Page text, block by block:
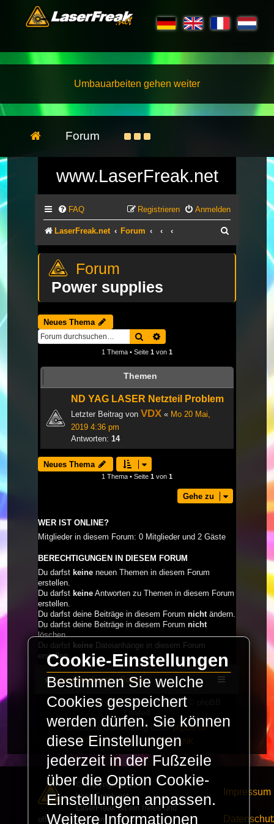
Umbauarbeiten gehen weiter
Forum
www.LaserFreak.net
FAQ Anmelden
Registrieren
LaserFreak.net Forum
Power supplies
Neues Thema
Suche
1 Thema • Seite 1 von 1
Themen
ND YAG LASER Netzteil Problem
Letzter Beitrag von VDX « Mo 20 Mai,
2019 4:36 pm
Antworten: 14
Neues Thema
1 Thema • Seite 1 von 1
Gehe zu
WER IST ONLINE?
Mitglieder in diesem Forum: 0 Mitglieder und 2 Gäste
BERECHTIGUNGEN IN DIESEM FORUM
Du darfst keine neuen Themen in diesem Forum
erstellen.
Du darfst keine Antworten zu Themen in diesem Forum
erstellen.
Du darfst deine Beiträge in diesem Forum nicht ändern.
Du darfst deine Beiträge in diesem Forum nicht
löschen.
Du darfst keine Dateianhänge in diesem Forum
erstellen.
LaserFreak.net Forum
Powered byphpBB® Forum Software © phpBB
Limited
Deutsche Übersetzung durchphpBB.de
PRIVACY_LINK | TERMS_LINK
© Copyright 2025 -
LaserFreak.net
LaserFreak ist ein freies und
offenes Forum zum Thema
Impressum
Cookie-Einstellungen
Bestimmen Sie welche
Cookies gespeichert
werden dürfen. Sie können
diese Einstellungen
jederzeit in der Fußzeile
über die Option Cookie-
Einstellungen anpassen.
Weitere Informationen